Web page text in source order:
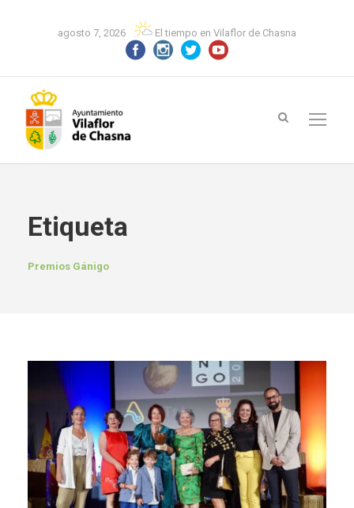
agosto 7, 2026 El tiempo en Vilaflor de Chasna
Etiqueta
Premios Gánigo